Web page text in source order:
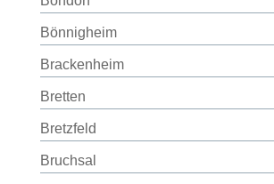
Bönnigheim
Brackenheim
Bretten
Bretzfeld
Bruchsal